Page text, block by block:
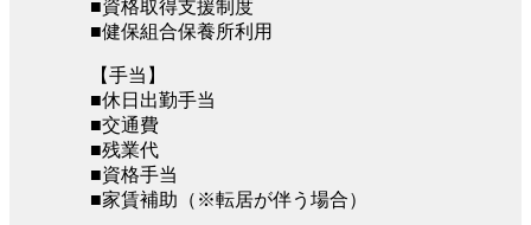
■資格取得支援制度
■健保組合保養所利用
【手当】
■休日出勤手当
■交通費
■残業代
■資格手当
■家賃補助（※転居が伴う場合）